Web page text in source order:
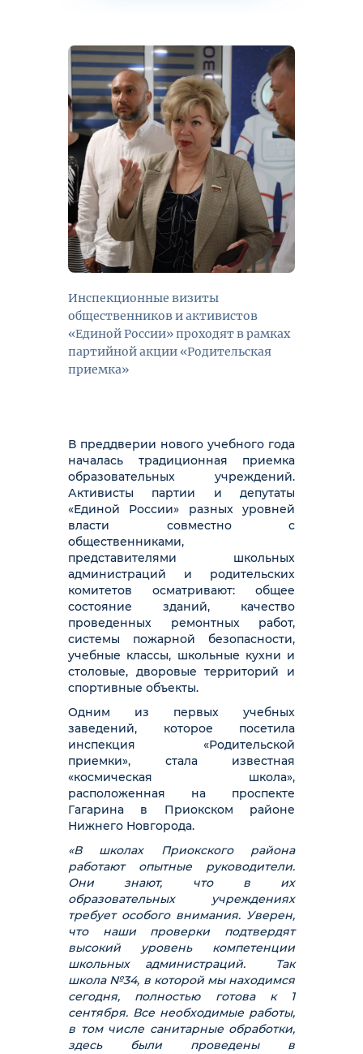
Инспекционные визиты
общественников и активистов
«Единой России» проходят в рамках
партийной акции «Родительская
приемка»
В преддверии нового учебного года
началась традиционная приемка
образовательных учреждений.
Активисты партии и депутаты
«Единой России» разных уровней
власти совместно с
общественниками,
представителями школьных
администраций и родительских
комитетов осматривают: общее
состояние зданий, качество
проведенных ремонтных работ,
системы пожарной безопасности,
учебные классы, школьные кухни и
столовые, дворовые территорий и
спортивные объекты.
Одним из первых учебных
заведений, которое посетила
инспекция «Родительской
приемки», стала известная
«космическая школа»,
расположенная на проспекте
Гагарина в Приокском районе
Нижнего Новгорода.
«В школах Приокского района
работают опытные руководители.
Они знают, что в их
образовательных учреждениях
требует особого внимания. Уверен,
что наши проверки подтвердят
высокий уровень компетенции
школьных администраций. Так
школа №34, в которой мы находимся
сегодня, полностью готова к 1
сентября. Все необходимые работы,
в том числе санитарные обработки,
здесь были проведены в